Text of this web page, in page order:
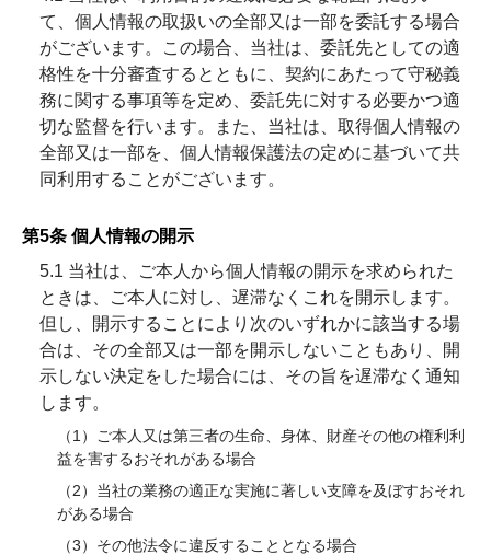
て、個人情報の取扱いの全部又は一部を委託する場合
がございます。この場合、当社は、委託先としての適
格性を十分審査するとともに、契約にあたって守秘義
務に関する事項等を定め、委託先に対する必要かつ適
切な監督を行います。また、当社は、取得個人情報の
全部又は一部を、個人情報保護法の定めに基づいて共
同利用することがございます。
第5条 個人情報の開示
5.1 当社は、ご本人から個人情報の開示を求められた
ときは、ご本人に対し、遅滞なくこれを開示します。
但し、開示することにより次のいずれかに該当する場
合は、その全部又は一部を開示しないこともあり、開
示しない決定をした場合には、その旨を遅滞なく通知
します。
（1）ご本人又は第三者の生命、身体、財産その他の権利利
益を害するおそれがある場合
（2）当社の業務の適正な実施に著しい支障を及ぼすおそれ
がある場合
（3）その他法令に違反することとなる場合